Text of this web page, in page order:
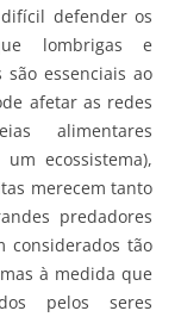
difícil defender os
lombrigas e
são essenciais ao
afetar as redes
alimentares
ecossistema),
merecem tanto
predadores
considerados tão
à medida que
pelos seres